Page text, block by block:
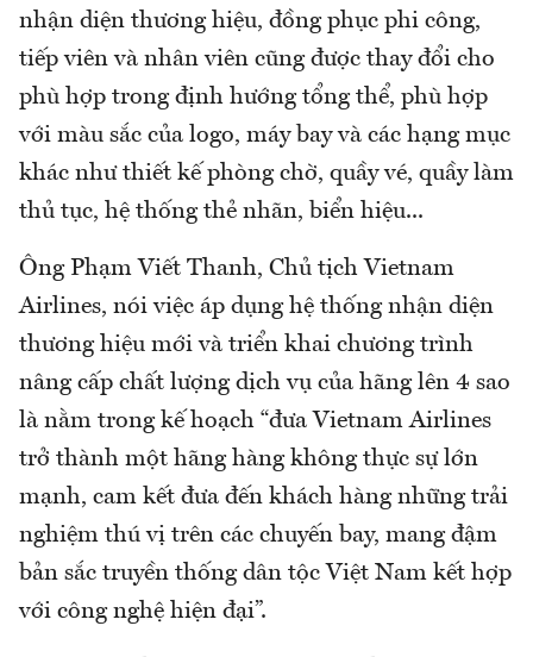
nhận diện thương hiệu, đồng phục phi công,
tiếp viên và nhân viên cũng được thay đổi cho
phù hợp trong định hướng tổng thể, phù hợp
với màu sắc của logo, máy bay và các hạng mục
khác như thiết kế phòng chờ, quầy vé, quầy làm
thủ tục, hệ thống thẻ nhãn, biển hiệu...
Ông Phạm Viết Thanh, Chủ tịch Vietnam
Airlines, nói việc áp dụng hệ thống nhận diện
thương hiệu mới và triển khai chương trình
nâng cấp chất lượng dịch vụ của hãng lên 4 sao
là nằm trong kế hoạch “đưa Vietnam Airlines
trở thành một hãng hàng không thực sự lớn
mạnh, cam kết đưa đến khách hàng những trải
nghiệm thú vị trên các chuyến bay, mang đậm
bản sắc truyền thống dân tộc Việt Nam kết hợp
với công nghệ hiện đại”.